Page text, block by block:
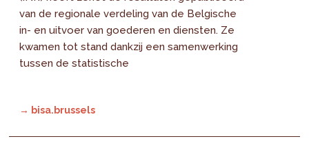
van de regionale verdeling van de Belgische
in- en uitvoer van goederen en diensten. Ze
kwamen tot stand dankzij een samenwerking
tussen de statistische
→ bisa.brussels